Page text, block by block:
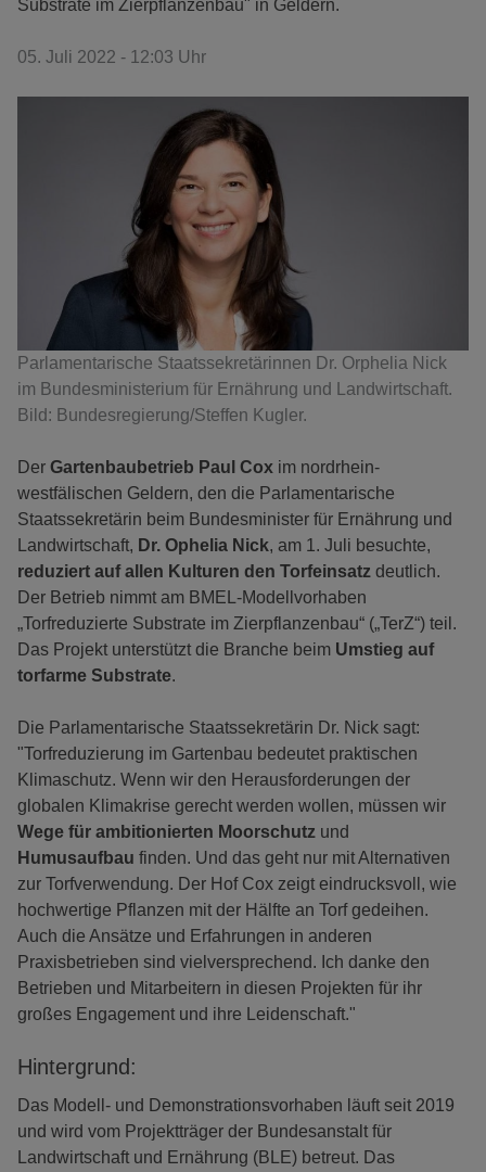
Substrate im Zierpflanzenbau" in Geldern.
05. Juli 2022 - 12:03 Uhr
Parlamentarische Staatssekretärinnen Dr. Orphelia Nick
im Bundesministerium für Ernährung und Landwirtschaft.
Bild: Bundesregierung/Steffen Kugler.
Der Gartenbaubetrieb Paul Cox im nordrhein-
westfälischen Geldern, den die Parlamentarische
Staatssekretärin beim Bundesminister für Ernährung und
Landwirtschaft, Dr. Ophelia Nick, am 1. Juli besuchte,
reduziert auf allen Kulturen den Torfeinsatz deutlich.
Der Betrieb nimmt am BMEL-Modellvorhaben
„Torfreduzierte Substrate im Zierpflanzenbau“ („TerZ“) teil.
Das Projekt unterstützt die Branche beim Umstieg auf
torfarme Substrate.
Die Parlamentarische Staatssekretärin Dr. Nick sagt:
"Torfreduzierung im Gartenbau bedeutet praktischen
Klimaschutz. Wenn wir den Herausforderungen der
globalen Klimakrise gerecht werden wollen, müssen wir
Wege für ambitionierten Moorschutz und
Humusaufbau finden. Und das geht nur mit Alternativen
zur Torfverwendung. Der Hof Cox zeigt eindrucksvoll, wie
hochwertige Pflanzen mit der Hälfte an Torf gedeihen.
Auch die Ansätze und Erfahrungen in anderen
Praxisbetrieben sind vielversprechend. Ich danke den
Betrieben und Mitarbeitern in diesen Projekten für ihr
großes Engagement und ihre Leidenschaft."
Hintergrund:
Das Modell- und Demonstrationsvorhaben läuft seit 2019
und wird vom Projektträger der Bundesanstalt für
Landwirtschaft und Ernährung (BLE) betreut. Das